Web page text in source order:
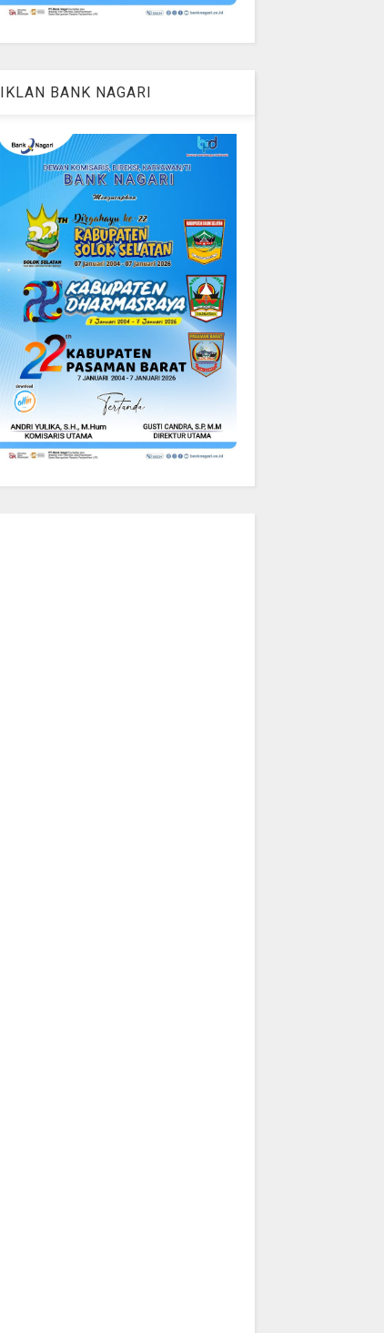
IKLAN BANK NAGARI